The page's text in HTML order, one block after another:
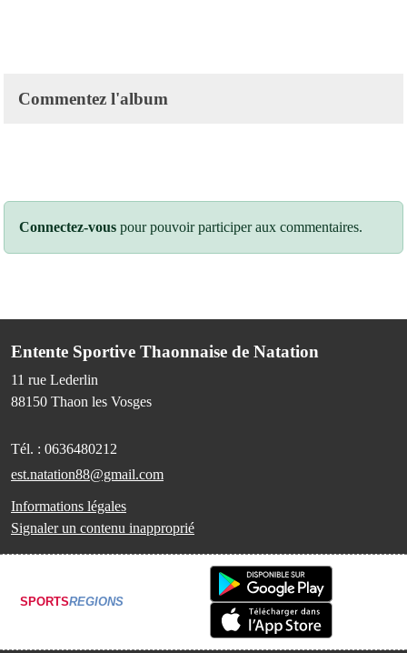
Commentez l'album
Connectez-vous pour pouvoir participer aux commentaires.
Entente Sportive Thaonnaise de Natation
11 rue Lederlin
88150 Thaon les Vosges
Tél. : 0636480212
est.natation88@gmail.com
Informations légales
Signaler un contenu inapproprié
SPORTSREGIONS